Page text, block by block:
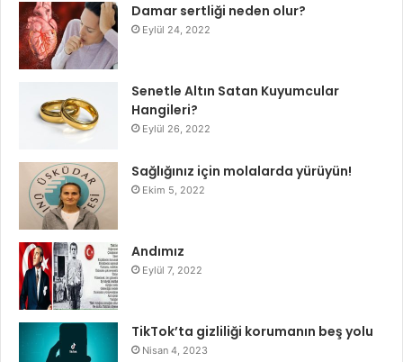
Damar sertliği neden olur?
Eylül 24, 2022
Senetle Altın Satan Kuyumcular
Hangileri?
Eylül 26, 2022
Sağlığınız için molalarda yürüyün!
Ekim 5, 2022
Andımız
Eylül 7, 2022
TikTok’ta gizliliği korumanın beş yolu
Nisan 4, 2023